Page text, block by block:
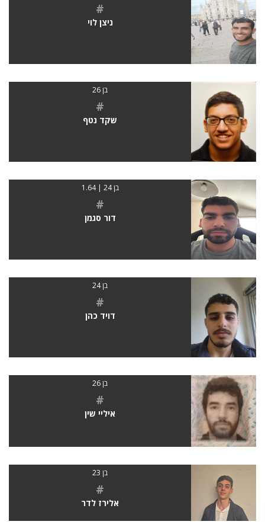
#
ניצן לוי
בן 26
#
שקד נטף
בן 24 | 1.64
#
דור סגמן
בן 24
#
דויד כהן
בן 26
#
איליי שין
בן 23
#
אלירז לדר